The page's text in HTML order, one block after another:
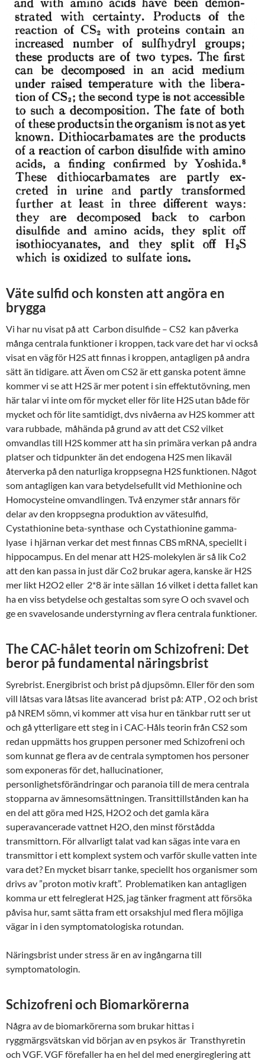
Väte sulfid och konsten att angöra en
brygga
Vi har nu visat på att Carbon disulfide – CS2 kan påverka
många centrala funktioner i kroppen, tack vare det har vi också
visat en väg för H2S att finnas i kroppen, antagligen på andra
sätt än tidigare. att Även om CS2 är ett ganska potent ämne
kommer vi se att H2S är mer potent i sin effektutövning, men
här talar vi inte om för mycket eller för lite H2S utan både för
mycket och för lite samtidigt, dvs nivåerna av H2S kommer att
vara rubbade, måhända på grund av att det CS2 vilket
omvandlas till H2S kommer att ha sin primära verkan på andra
platser och tidpunkter än det endogena H2S men likaväl
återverka på den naturliga kroppsegna H2S funktionen. Något
som antagligen kan vara betydelsefullt vid Methionine och
Homocysteine omvandlingen. Två enzymer står annars för
delar av den kroppsegna produktion av vätesulfid,
Cystathionine beta-synthase och Cystathionine gamma-
lyase i hjärnan verkar det mest finnas CBS mRNA, speciellt i
hippocampus. En del menar att H2S-molekylen är så lik Co2
att den kan passa in just där Co2 brukar agera, kanske är H2S
mer likt H2O2 eller 2*8 är inte sällan 16 vilket i detta fallet kan
ha en viss betydelse och gestaltas som syre O och svavel och
ge en svavelosande understyrning av flera centrala funktioner.
The CAC-hålet teorin om Schizofreni: Det
beror på fundamental näringsbrist
Syrebrist. Energibrist och brist på djupsömn. Eller för den som
vill låtsas vara låtsas lite avancerad brist på: ATP , O2 och brist
på NREM sömn, vi kommer att visa hur en tänkbar rutt ser ut
och gå ytterligare ett steg in i CAC-Håls teorin från CS2 som
redan uppmätts hos gruppen personer med Schizofreni och
som kunnat ge flera av de centrala symptomen hos personer
som exponeras för det, hallucinationer,
personlighetsförändringar och paranoia till de mera centrala
stopparna av ämnesomsättningen. Transittillstånden kan ha
en del att göra med H2S, H2O2 och det gamla kära
superavancerade vattnet H2O, den minst förstådda
transmittorn. För allvarligt talat vad kan sägas inte vara en
transmittor i ett komplext system och varför skulle vatten inte
vara det? En mycket bisarr tanke, speciellt hos organismer som
drivs av ”proton motiv kraft”. Problematiken kan antagligen
komma ur ett felreglerat H2S, jag tänker fragment att försöka
påvisa hur, samt sätta fram ett orsakshjul med flera möjliga
vägar in i den symptomatologiska rotundan.
Näringsbrist under stress är en av ingångarna till
symptomatologin.
Schizofreni och Biomarkörerna
Några av de biomarkörerna som brukar hittas i
ryggmärgsvätskan vid början av en psykos är Transthyretin
och VGF. VGF förefaller ha en hel del med energireglering att